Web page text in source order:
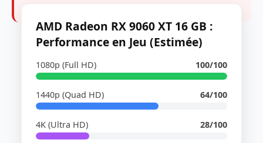
AMD Radeon RX 9060 XT 16 GB :
Performance en Jeu (Estimée)
1080p (Full HD) 100/100
1440p (Quad HD) 64/100
4K (Ultra HD) 28/100